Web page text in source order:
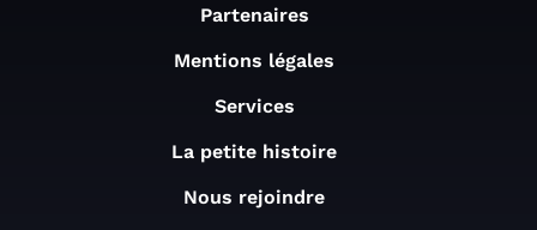
Partenaires
Mentions légales
Services
La petite histoire
Nous rejoindre